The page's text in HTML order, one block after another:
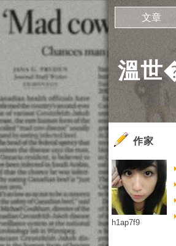
溫世
文章
作家
h1ap7f9